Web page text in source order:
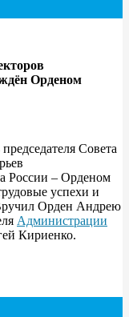
Орденом
Совета
России – Орденом
успехи и
Орден Андрею
Администрации
Кириенко.